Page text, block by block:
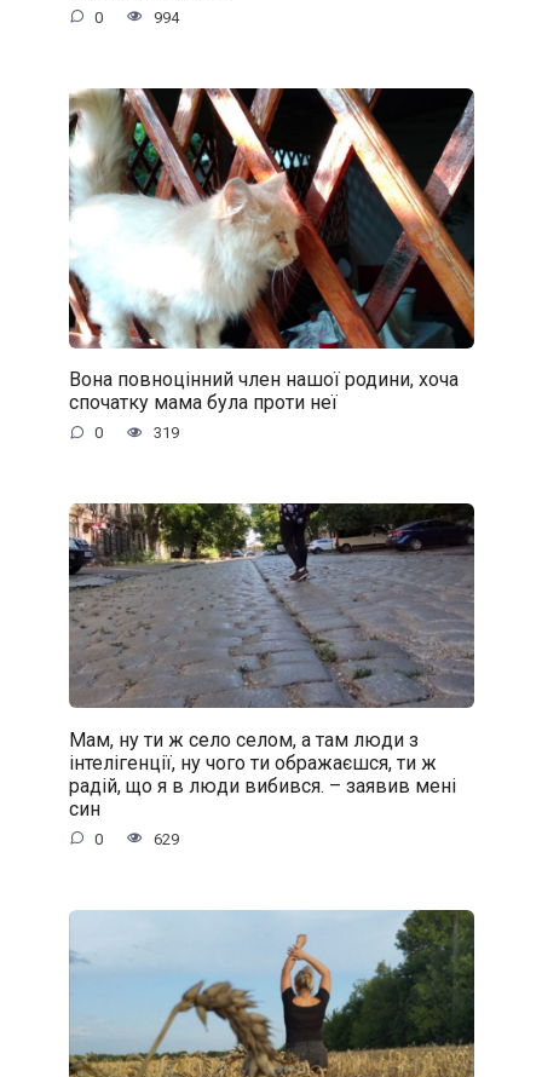
0 994
Вона повноцінний член нашої родини, хоча
спочатку мама була проти неї
0 319
Мам, ну ти ж село селом, а там люди з
інтелігенції, ну чого ти ображаєшся, ти ж
радій, що я в люди вибився. – заявив мені
син
0 629